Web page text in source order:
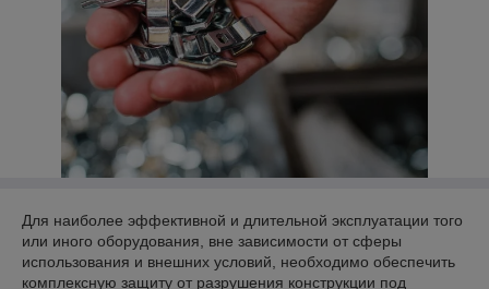
Для наиболее эффективной и длительной эксплуатации того
или иного оборудования, вне зависимости от сферы
использования и внешних условий, необходимо обеспечить
комплексную защиту от разрушения конструкции под